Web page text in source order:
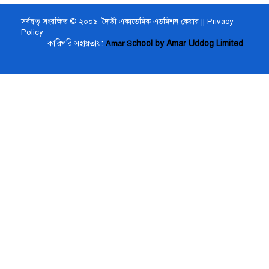
সর্বস্বত্ব সংরক্ষিত © ২০০৯ দৈতী একাডেমিক এডমিশন কেয়ার || Privacy
Policy
কারিগরি সহায়তায়: Amar School by Amar Uddog Limited